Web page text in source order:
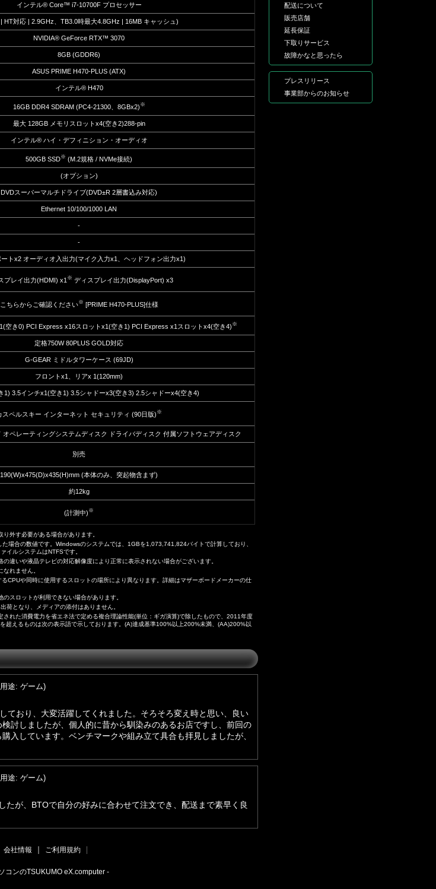
インテル® Core™ i7-10700F プロセッサー
HT対応 | 2.9GHz、TB3.0時最大4.8GHz | 16MB キャッシュ)
NVIDIA® GeForce RTX™ 3070
8GB (GDDR6)
ASUS PRIME H470-PLUS (ATX)
インテル® H470
16GB DDR4 SDRAM (PC4-21300、8GBx2) ※
最大 128GB メモリスロットx4(空き2)288-pin
インテル® ハイ・デフィニション・オーディオ
500GB SSD※ (M.2規格 / NVMe接続)
(オプション)
DVDスーパーマルチドライブ(DVD±R 2層書込み対応)
Ethernet 10/100/1000 LAN
-
-
ートx2 オーディオ入出力(マイク入力x1、ヘッドフォン出力x1)
プレイ出力(HDMI) x1 ※ ディスプレイ出力(DisplayPort) x3
こちらからご確認ください※ [PRIME H470-PLUS]仕様
空き0) PCI Express x16スロットx1(空き1) PCI Express x1スロットx4(空き4)※
定格750W 80PLUS GOLD対応
G-GEAR ミドルタワーケース (69JD)
フロントx1、リアx 1(120mm)
1) 3.5インチx1(空き1) 3.5シャドーx3(空き3) 2.5シャドーx4(空き4)
スペルスキー インターネット セキュリティ (90日版) ※
オペレーティングシステムディスク ドライバディスク 付属ソフトウェアディスク
別売
190(W)x475(D)x435(H)mm (本体のみ、突起物含まず)
約12kg
(計測中) ※
外す必要がある場合があります。
合の数値です。Windowsのシステムでは、1GBを1,073,741,824バイトで計算しており、
イルシステムはNTFSです。
違いや液晶テレビの対応解像度により正常に表示されない場合がございます。
れません。
や同時に使用するスロットの場所により異なります。詳細はマザーボードメーカーの仕
スロットが利用できない場合があります。
となり、メディアの添付はありません。
れた消費電力を省エネ法で定める複合理論性能(単位：ギガ演算)で除したもので、2011年度
超えるものは次の表示語で示しております。(A)達成基準100%以上200%未満、(AA)200%以
途: ゲーム)
ており、大変活躍してくれました。そろそろ変え時と思い、良い
討しましたが、個人的に昔から馴染みのあるお店ですし、前回の
入しています。ベンチマークや組み立て具合も拝見しましたが、
途: ゲーム)
たが、BTOで自分の好みに合わせて注文でき、配送まで素早く良
配送について
販売店舗
延長保証
下取りサービス
故障かなと思ったら
プレスリリース
事業部からのお知らせ
会社情報
ご利用規約
コンのTSUKUMO eX.computer -